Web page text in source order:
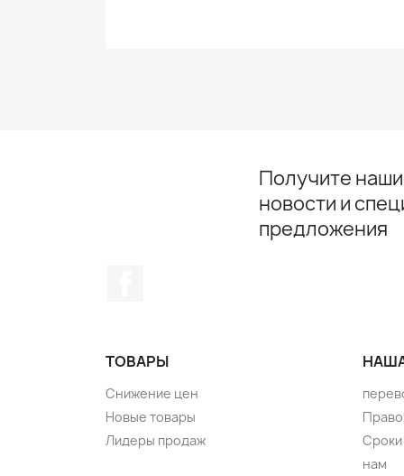
Получите
новости и
предложения
ТОВАРЫ
Снижение цен
Новые товары
Лидеры продаж
Сроки
нам